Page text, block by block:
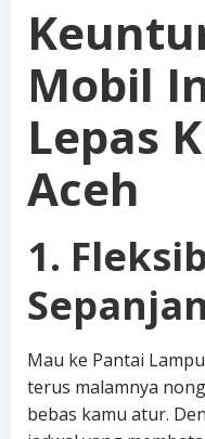
Mobil
Lepas
Aceh
1.
Mau ke Pantai
terus malamnya
bebas kamu atur.